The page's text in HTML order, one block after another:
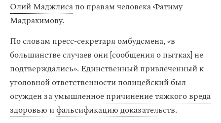
Олий Маджлисапо правам человека Фатиму
Мадрахимову.
По словам пресс-секретаря омбудсмена, «‎в
большинстве случаев они [сообщения о пытках] не
подтверждались». Единственный привлеченный к
уголовной ответственности полицейский был
осужден за умышленноепричинение тяжкого вреда
здоровью ифальсификацию доказательств.